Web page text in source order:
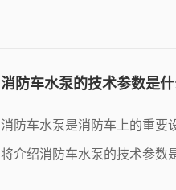
消防车水泵的技术参数是
消防车水泵是消防车上的重要
将介绍消防车水泵的技术参数